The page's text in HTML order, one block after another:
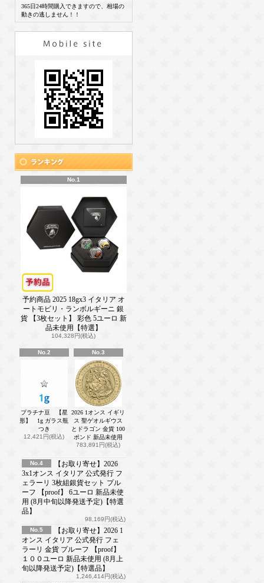
365日24時間購入できますので、相場の
動きの逃しません！！
No.1
予約商品 2025 18gx3 イタリア オ
ートモビリ・ランボルギーニ 銀
貨 【3枚セット】 彩色 5ユーロ 新
品未使用【特選】
104,328円(税込)
No.2
プラチナ豆 【星
形】 1g ガラス瓶
つき
12,421円(税込)
No.3
2026 1オンス イギリ
ス 聖ゲオルギウス
とドラゴン 金貨 100
ポンド 新品未使用
783,891円(税込)
No.4
【お取り寄せ】2026
3x1オンス イタリア 公式発行 フ
ェラーリ 3枚組銀貨セット プル
ーフ 【proof】 6ユーロ 新品未使
用 (8月中旬以降発送予定)【特選
品】
98,169円(税込)
No.5
【お取り寄せ】2026 1
オンス イタリア 公式発行 フェ
ラーリ 金貨 プルーフ 【proof】
１００ユーロ 新品未使用 (8月上
旬以降発送予定)【特選品】
1,246,414円(税込)